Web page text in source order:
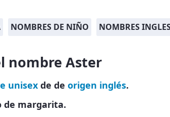
NOMBRES DE NIÑO NOMBRES
nombre Aster
unisex de de origen inglés.
de margarita.